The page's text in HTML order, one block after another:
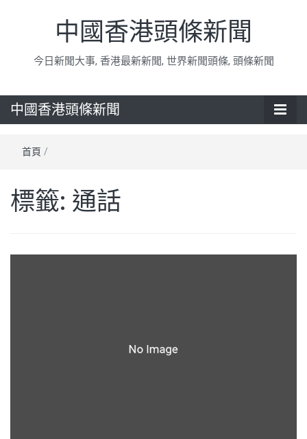
中國香港頭條新聞
今日新聞大事, 香港最新新聞, 世界新聞頭條, 頭條新聞
中國香港頭條新聞
首頁 /
標籤: 通話